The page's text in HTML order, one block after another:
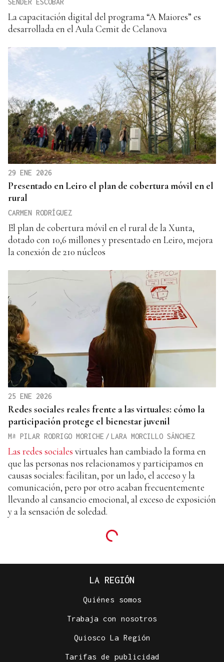
La capacitación digital del programa “A Maiores” es
desarrollada en el Aula Cemit de Celanova
29 ENE 2026
Presentado en Leiro el plan de cobertura móvil en el
rural
CARMEN RODRÍGUEZ
El plan de cobertura móvil en el rural de la Xunta,
dotado con 10,6 millones y presentado en Leiro, mejora
la conexión de 210 núcleos
25 ENE 2026
Redes sociales reales frente a las virtuales: cómo la
participación protege el bienestar juvenil
Mª PILAR RODRIGO MORICHE / LARA MORCILLO SÁNCHEZ
Las redes sociales virtuales han cambiado la forma en
que las personas nos relacionamos y participamos en
causas sociales: facilitan, por un lado, el acceso y la
comunicación, pero por otro acaban frecuentemente
llevando al cansancio emocional, al exceso de exposición
y a la sensación de soledad.
LA REGIÓN
Quiénes somos
Trabaja con nosotros
Quiosco La Región
Tarifas de publicidad